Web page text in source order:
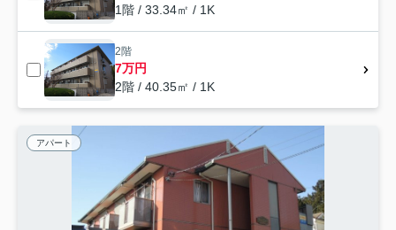
1階 / 33.34㎡ / 1K
2階
7万円
2階 / 40.35㎡ / 1K
アパート